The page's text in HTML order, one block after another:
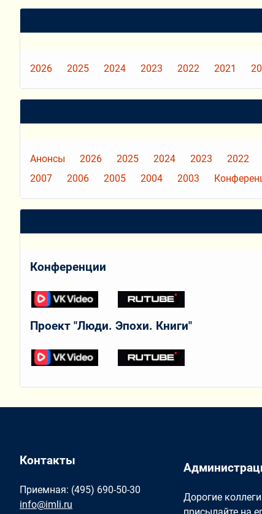
2026 2025 2024 2023 2022 2021
Анонсы 2026 2025 2024 2023 2022
2007
2006 2005 2004 2003
Конференции
Проект "Люди. Эпохи. Книги"
Контакты
Приемная: (495) 690-50-30
info@imli.ru
Дорогие